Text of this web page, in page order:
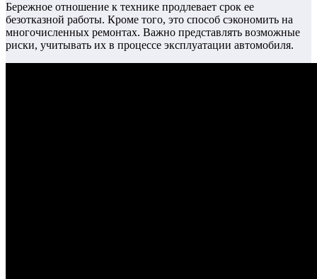
Бережное отношение к технике продлевает срок ее
безотказной работы. Кроме того, это способ сэкономить на
многочисленных ремонтах. Важно представлять возможные
риски, учитывать их в процессе эксплуатации автомобиля.